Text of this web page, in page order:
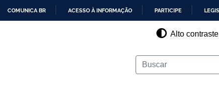
COMUNICA BR ACESSO À INFORMAÇÃO PARTICIPE
Alto contraste